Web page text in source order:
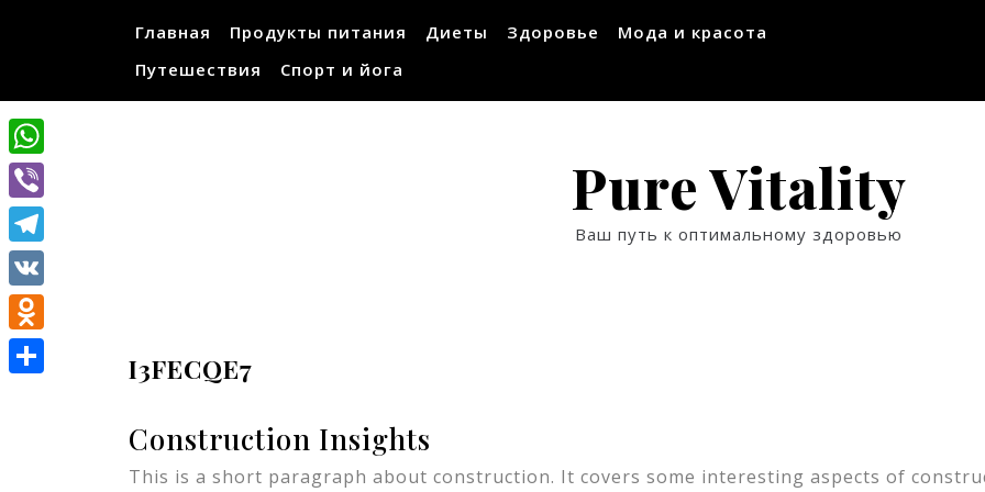
Главная Продукты питания Диеты Здоровье
Мода и красота
Путешествия
Спорт и йога
Pure Vitality
Ваш путь к оптимальному здоровью
I3FECQE7
Construction Insights
This is a short paragraph about construction. It covers some interesting aspects of
WhatsApp
Viber
Telegram
VK
Odnoklassniki